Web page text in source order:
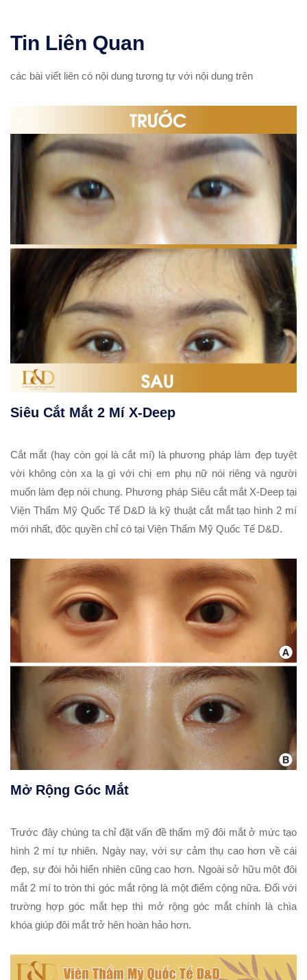
Tin Liên Quan
các bài viết liên có nội dung tương tự với nội dung trên
Siêu Cắt Mắt 2 Mí X-Deep
Cắt mắt (hay còn gọi là cắt mí) là phương pháp làm đẹp tuyệt
vời không còn xa lạ gì với chị em phụ nữ nói riêng và người
muốn làm đẹp nói chung. Phương pháp Siêu cắt mắt X-Deep tại
Viện Thẩm Mỹ Quốc Tế D&D là kỹ thuật cắt mắt tạo hình 2 mí
mới nhất, độc quyền chỉ có tại Viện Thẩm Mỹ Quốc Tế D&D.
Mở Rộng Góc Mắt
Trước đây chúng ta chỉ đặt vấn đề thẩm mỹ đôi mắt ở mức tạo
hình 2 mí tự nhiên. Ngày nay, với sự cảm thụ cao hơn về cái
đẹp, sự đòi hỏi hiển nhiên cũng cao hơn. Ngoài sở hữu một đôi
mắt 2 mí to tròn thì góc mắt rộng là một điểm cộng nữa. Đối với
trường hợp góc mắt hẹp thì mở rộng góc mắt chính là chìa
khóa giúp đôi mắt trở hên hoàn hảo hơn.